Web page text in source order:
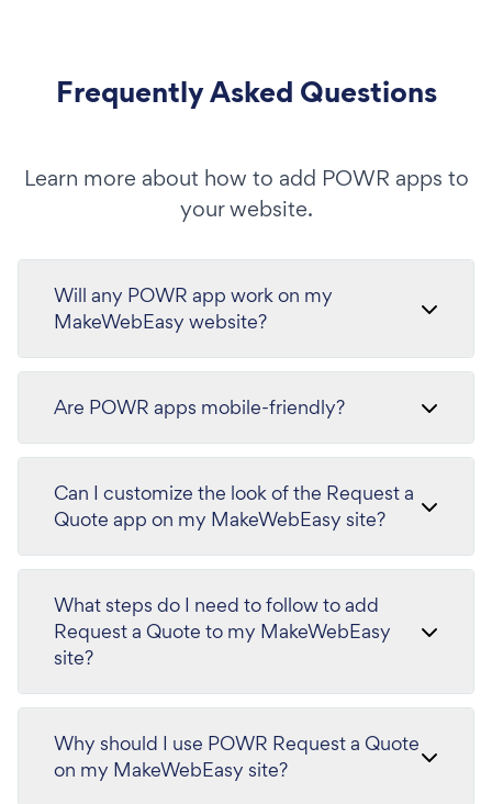
Frequently Asked Questions
Learn more about how to add POWR apps to
your website.
Will any POWR app work on my
MakeWebEasy website?
Are POWR apps mobile-friendly?
Can I customize the look of the Request a
Quote app on my MakeWebEasy site?
What steps do I need to follow to add
Request a Quote to my MakeWebEasy
site?
Why should I use POWR Request a Quote
on my MakeWebEasy site?